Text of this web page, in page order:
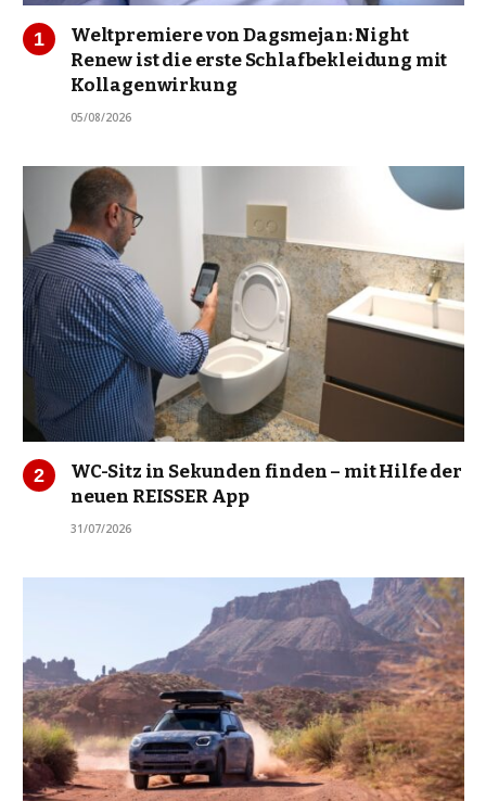
Weltpremiere von Dagsmejan: Night
Renew ist die erste Schlafbekleidung mit
Kollagenwirkung
05/08/2026
WC-Sitz in Sekunden finden – mit Hilfe der
neuen REISSER App
31/07/2026